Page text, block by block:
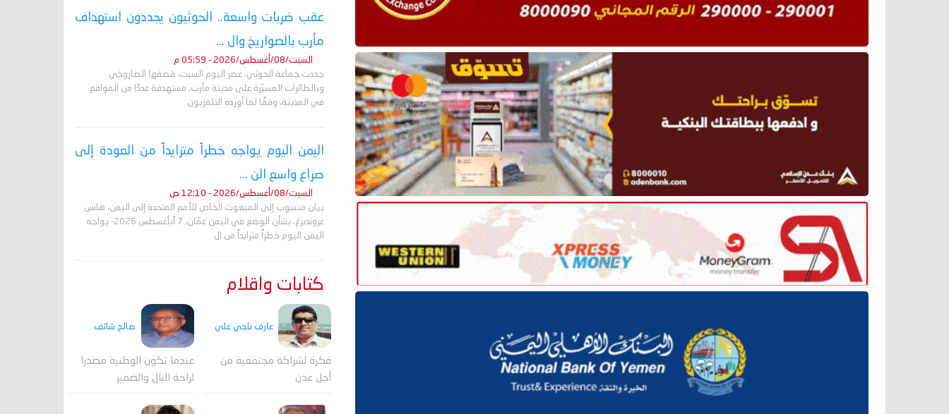
عقب ضربات واسعة.. الحوثيون يجددون استهداف
مأرب بالصواريخ وال ...
السبت/08/أغسطس/2026 - 05:59 م
جددت جماعة الحوثي، عصر اليوم السبت، قصفها الصاروخي
وبالطائرات المسيّرة على مدينة مأرب، مستهدفة عددًا من المواقع
في المدينة، وفقًا لما أورده التلفزيون
اليمن اليوم يواجه خطراً متزايداً من العودة إلى
صراع واسع الن ...
السبت/08/أغسطس/2026 - 12:10 ص
بيان منسوب إلى المبعوث الخاص للأمم المتحدة إلى اليمن، هانس
غروندبرغ، بشأن الوضع في اليمن عمّان، 7 آبأغسطس 2026- يواجه
اليمن اليوم خطراً متزايداً من ال
كتابات واقلام
عارف ناجي علي
فكرة لشراكة مجتمعية من
أجل عدن
صالح شائف
عندما تكون الوطنية مصدرا
لراحة البال والضمير